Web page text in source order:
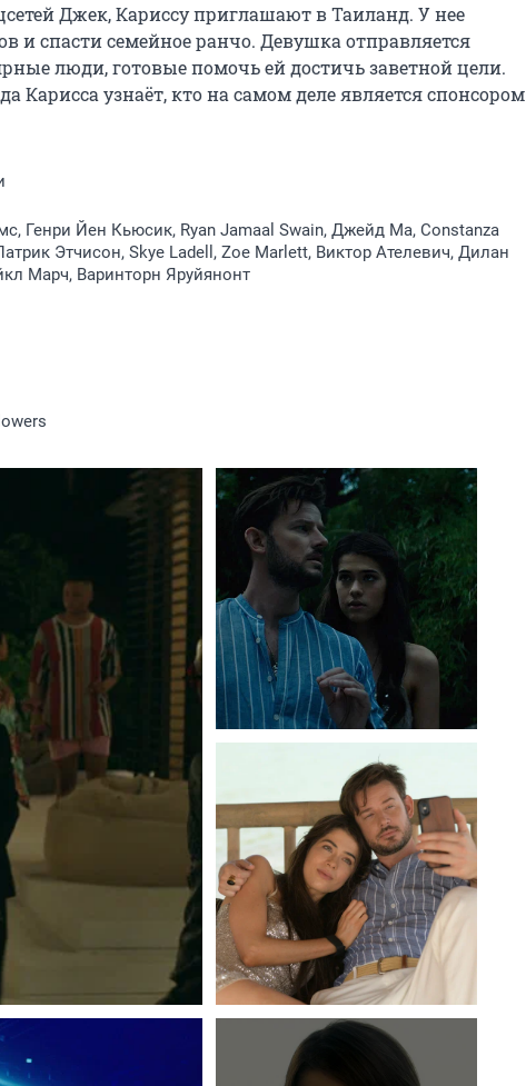
Джек, Кариссу приглашают в Таиланд. У нее
и спасти семейное ранчо. Девушка отправляется
люди, готовые помочь ей достичь заветной цели.
узнаёт, кто на самом деле является спонсором
Генри Йен Кьюсик, Ryan Jamaal Swain, Джейд Ма, Constanza
Этчисон, Skye Ladell, Zoe Marlett, Виктор Ателевич, Дилан
Марч, Варинторн Яруйянонт